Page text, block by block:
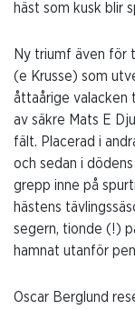
häst som kusk blir
Ny triumf även för
(e Krusse) som
åttaårige valacken
av säkre Mats E
fält. Placerad i
och sedan i
grepp inne på
hästens
segern, tionde (!)
hamnat utanför
Oscar Berglund